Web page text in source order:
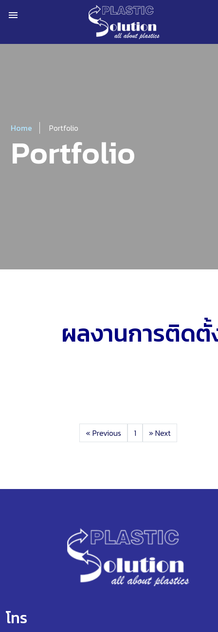
menu
Home Portfolio
Portfolio
ผลงานการติดตั้
« Previous 1 »Next
โทร